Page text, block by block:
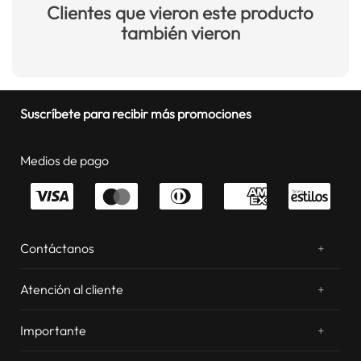
Clientes que vieron este producto
también vieron
Suscríbete para recibir más promociones
Medios de pago
Contáctanos +
Atención al cliente
+
Cambios y devoluciones
Importante
+